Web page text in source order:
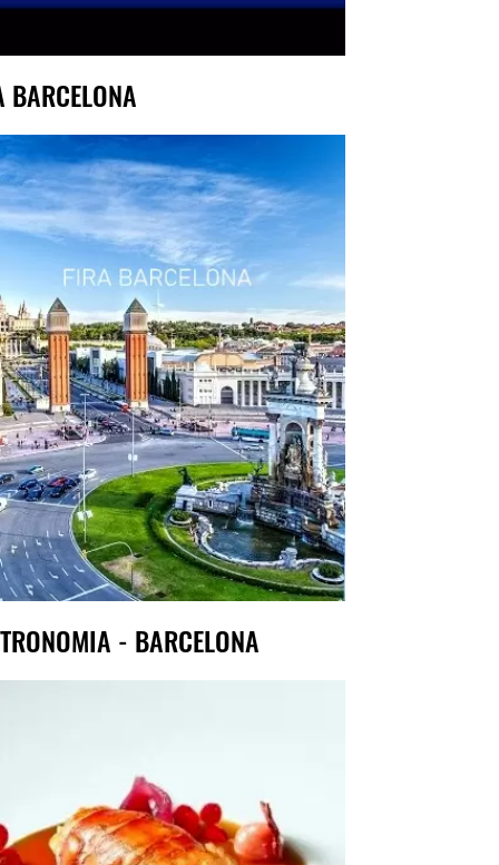
BARCELONA
- BARCELONA